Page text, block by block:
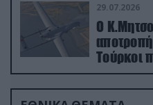
29.07.2026
Ο
αποτροπή
Τούρκοι
drone